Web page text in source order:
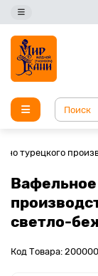
турецкого
Вафельное
светло-
Код Товара: